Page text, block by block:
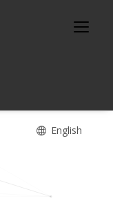
English